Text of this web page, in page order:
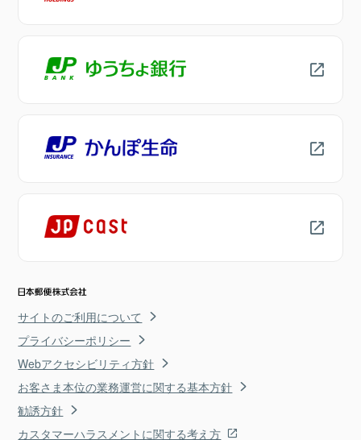
サイトのご利用について
プライバシーポリシー
Webアクセシビリティ方針
お客さま本位の業務運営に関する基本方針
勧誘方針
カスタマーハラスメントに関する考え方